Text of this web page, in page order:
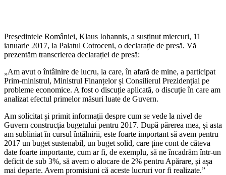
Președintele României, Klaus Iohannis, a susținut miercuri, 11
ianuarie 2017, la Palatul Cotroceni, o declarație de presă. Vă
prezentăm transcrierea declarației de presă:
„Am avut o întâlnire de lucru, la care, în afară de mine, a participat
Prim-ministrul, Ministrul Finanțelor și Consilierul Prezidențial pe
probleme economice. A fost o discuție aplicată, o discuție în care am
analizat efectul primelor măsuri luate de Guvern.
Am solicitat și primit informații despre cum se vede la nivel de
Guvern construcția bugetului pentru 2017. După părerea mea, și asta
am subliniat în cursul întâlnirii, este foarte important să avem pentru
2017 un buget sustenabil, un buget solid, care ține cont de câteva
date foarte importante, cum ar fi, de exemplu, să ne încadrăm într-un
deficit de sub 3%, să avem o alocare de 2% pentru Apărare, și așa
mai departe. Avem promisiuni că aceste lucruri vor fi realizate.”